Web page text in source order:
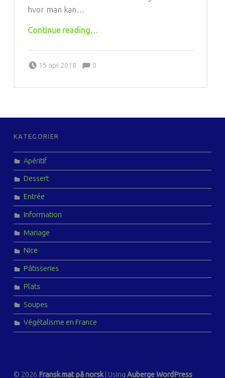
hvor man kan…
Continue reading“Végétalisme à Nice – Restaurant Pekin”
…
15 apr 2018
LaChirp Comments:0
FOOTER SIDEBAR
KATEGORIER
Apéritif
Dessert
Entrée
Information
Mariage
Nice
Pâtisseries
Plats
Soupes
Végétalisme en France
© 2026 Fransk mat på norsk Using AubergeWordPress